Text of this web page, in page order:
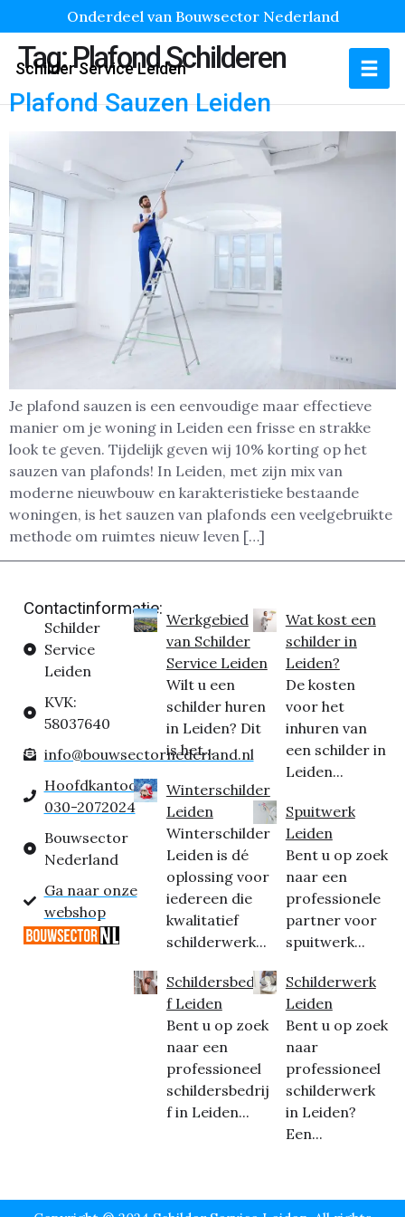
Onderdeel van Bouwsector Nederland
Schilder Service Leiden
Tag:Plafond Schilderen
Plafond Sauzen Leiden
Je plafond sauzen is een eenvoudige maar effectieve
manier om je woning in Leiden een frisse en strakke
look te geven. Tijdelijk geven wij 10% korting op het
sauzen van plafonds! In Leiden, met zijn mix van
moderne nieuwbouw en karakteristieke bestaande
woningen, is het sauzen van plafonds een veelgebruikte
methode om ruimtes nieuw leven […]
Contactinformatie:
Schilder
Service
Leiden
KVK:
58037640
info@bouwsectornederland.nl
Hoofdkantoor:
030-2072024
Bouwsector
Nederland
Ga naar onze
webshop
Werkgebied
van Schilder
Service Leiden
Wilt u een
schilder huren
in Leiden? Dit
is het...
Winterschilder
Leiden
Winterschilder
Leiden is dé
oplossing voor
iedereen die
kwalitatief
schilderwerk...
Schildersbedrij
f Leiden
Bent u op zoek
naar een
professioneel
schildersbedrij
f in Leiden...
Wat kost een
schilder in
Leiden?
De kosten
voor het
inhuren van
een schilder in
Leiden...
Spuitwerk
Leiden
Bent u op zoek
naar een
professionele
partner voor
spuitwerk...
Schilderwerk
Leiden
Bent u op zoek
naar
professioneel
schilderwerk
in Leiden?
Een...